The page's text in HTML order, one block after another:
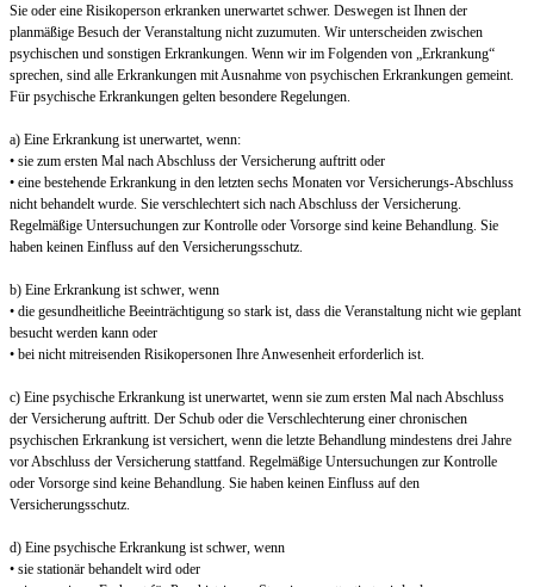
Sie oder eine Risikoperson erkranken unerwartet schwer. Deswegen ist Ihnen der
planmäßige Besuch der Veranstaltung nicht zuzumuten. Wir unterscheiden zwischen
psychischen und sonstigen Erkrankungen. Wenn wir im Folgenden von „Erkrankung“
sprechen, sind alle Erkrankungen mit Ausnahme von psychischen Erkrankungen gemeint.
Für psychische Erkrankungen gelten besondere Regelungen.
a) Eine Erkrankung ist unerwartet, wenn:
• sie zum ersten Mal nach Abschluss der Versicherung auftritt oder
• eine bestehende Erkrankung in den letzten sechs Monaten vor Versicherungs-Abschluss
nicht behandelt wurde. Sie verschlechtert sich nach Abschluss der Versicherung.
Regelmäßige Untersuchungen zur Kontrolle oder Vorsorge sind keine Behandlung. Sie
haben keinen Einfluss auf den Versicherungsschutz.
b) Eine Erkrankung ist schwer, wenn
• die gesundheitliche Beeinträchtigung so stark ist, dass die Veranstaltung nicht wie geplant
besucht werden kann oder
• bei nicht mitreisenden Risikopersonen Ihre Anwesenheit erforderlich ist.
c) Eine psychische Erkrankung ist unerwartet, wenn sie zum ersten Mal nach Abschluss
der Versicherung auftritt. Der Schub oder die Verschlechterung einer chronischen
psychischen Erkrankung ist versichert, wenn die letzte Behandlung mindestens drei Jahre
vor Abschluss der Versicherung stattfand. Regelmäßige Untersuchungen zur Kontrolle
oder Vorsorge sind keine Behandlung. Sie haben keinen Einfluss auf den
Versicherungsschutz.
d) Eine psychische Erkrankung ist schwer, wenn
• sie stationär behandelt wird oder